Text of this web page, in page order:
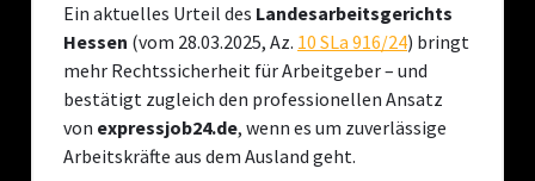
Ein aktuelles Urteil des Landesarbeitsgerichts
Hessen (vom 28.03.2025, Az. 10 SLa 916/24) bringt
mehr Rechtssicherheit für Arbeitgeber – und
bestätigt zugleich den professionellen Ansatz
von expressjob24.de, wenn es um zuverlässige
Arbeitskräfte aus dem Ausland geht.